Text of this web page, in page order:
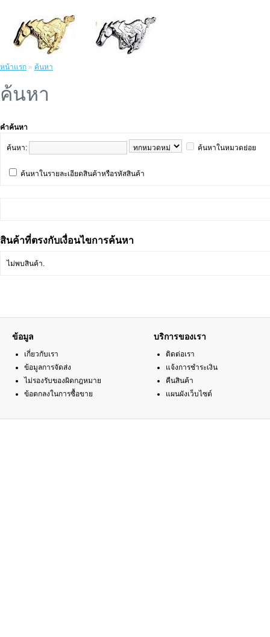
หน้าแรก » ค้นหา
ค้นหา
คำค้นหา
ค้นหา: ค้นหาในหมวดย่อย
ค้นหาในรายละเอียดสินค้าหรือรหัสสินค้า
สินค้าที่ตรงกับเงื่อนไขการค้นหา
ไม่พบสินค้า.
ข้อมูล
เกี่ยวกับเรา
ข้อมูลการจัดส่ง
ไม่รองรับของผิดกฎหมาย
ข้อตกลงในการซื้อขาย
บริการของเรา
ติดต่อเรา
แจ้งการชำระเงิน
คืนสินค้า
แผนผังเว็บไซต์